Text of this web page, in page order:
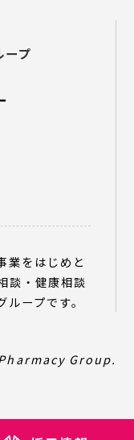
ープ
業をはじめと
談・健康相談
ープです。
Group.